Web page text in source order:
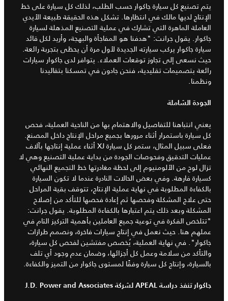
يتم تصنيع كل سيارة جاكوار حسب الطلب، لذلك كل سيارة على خط
الإنتاج لديها مالك في انتظارها. تشكل هذه الحقيقة طبيعة الأيدي
العاملة الماهرة التي تشارك في عملية التصنيع المذهلة لسيارة
جاكوار. يقول جرانت: "هدفنا هو المفاجأة والبهجة، وأريد لكل قائد
سيارة جاكوار يركب سيارته الجديدة لأول مرة أن يحظى بتجربة رائعة.
حيث نسعى إلى تجاوز توقعات العملاء. يتوافر لدى جاكوار سيارات
رائعة بتصميمات تقليدية، فنحن جادون في تمسكنا بتقاليدنا
ونظمنا.
الجودة الشاملة
يعني انتباهنا للتفاصيل والاهتمام بها من الناحية العملية، فحص
كل سيارة باستمرار أثناء مرورها بجميع مراحل الإنتاج داخل المصنع.
فعلى سبيل المثال، ستمر كل سيارة XJ أثناء عملية إنتاجها بآلاف
عمليات التدقيق وفحوصات الجودة من بداية عملية التصنيع وهي لا
تزال لوح من الألومنيوم إلى لحظة مغادرتها خط التجميع النهائي
كسيارة فارهة. وفي بعض الحالات النادرة عندما لا تكون السيارة
بالكفاءة المطلوبة في نهاية عملية الإنتاج، تتوقف بقية المراحل
حتى علاج المشكلة وفحصها ثم إعادة فحصها للتأكد من إصلاح
المشكلة وبعد ذلك يتم اعتبارها بالكفاءة المطلوبة. يقول جرانت:
"تتلخص الفكرة في توعية جميع العاملين بأهمية التركيز التام في
عملهم هنا. حيث نعمل في إنتاج سيارات فاخرة، ونصمم طرازات
جاكوار". في نهاية العملية، يُخصص مفتشين لفحص كل سيارة،
والتأكد من سلامة وعمل كل أجزائها، وضمان عدم وجود أي تلف
بالسيارة، وإنتاج كل سيارة وفقًا لمستوى جاكوار من التميز والكفاءة.
جاكوار تنفذ دراسة APEAL لشركة J.D. Power and Associates